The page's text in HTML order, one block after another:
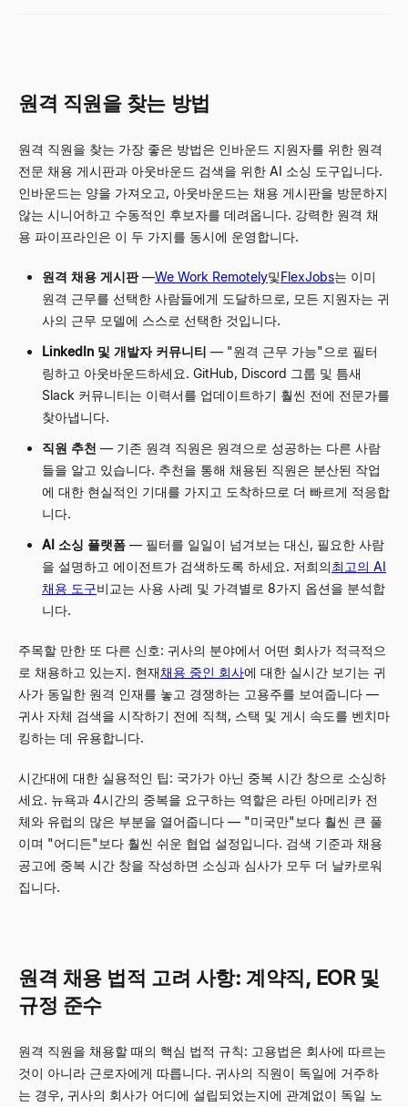
원격 직원을 찾는 방법
원격 직원을 찾는 가장 좋은 방법은 인바운드 지원자를 위한 원격
전문 채용 게시판과 아웃바운드 검색을 위한 AI 소싱 도구입니다.
인바운드는 양을 가져오고, 아웃바운드는 채용 게시판을 방문하지
않는 시니어하고 수동적인 후보자를 데려옵니다. 강력한 원격 채
용 파이프라인은 이 두 가지를 동시에 운영합니다.
원격 채용 게시판—We Work Remotely및FlexJobs는 이미
원격 근무를 선택한 사람들에게 도달하므로, 모든 지원자는 귀
사의 근무 모델에 스스로 선택한 것입니다.
LinkedIn 및 개발자 커뮤니티 — "원격 근무 가능"으로 필터
링하고 아웃바운드하세요. GitHub, Discord 그룹 및 틈새
Slack 커뮤니티는 이력서를 업데이트하기 훨씬 전에 전문가를
찾아냅니다.
직원 추천 — 기존 원격 직원은 원격으로 성공하는 다른 사람
들을 알고 있습니다. 추천을 통해 채용된 직원은 분산된 작업
에 대한 현실적인 기대를 가지고 도착하므로 더 빠르게 적응합
니다.
AI 소싱 플랫폼 — 필터를 일일이 넘겨보는 대신, 필요한 사람
을 설명하고 에이전트가 검색하도록 하세요. 저희의최고의 AI
채용 도구비교는 사용 사례 및 가격별로 8가지 옵션을 분석합
니다.
주목할 만한 또 다른 신호: 귀사의 분야에서 어떤 회사가 적극적으
로 채용하고 있는지. 현재채용 중인 회사에 대한 실시간 보기는 귀
사가 동일한 원격 인재를 놓고 경쟁하는 고용주를 보여줍니다 —
귀사 자체 검색을 시작하기 전에 직책, 스택 및 게시 속도를 벤치마
킹하는 데 유용합니다.
시간대에 대한 실용적인 팁: 국가가 아닌 중복 시간 창으로 소싱하
세요. 뉴욕과 4시간의 중복을 요구하는 역할은 라틴 아메리카 전
체와 유럽의 많은 부분을 열어줍니다 — "미국만"보다 훨씬 큰 풀
이며 "어디든"보다 훨씬 쉬운 협업 설정입니다. 검색 기준과 채용
공고에 중복 시간 창을 작성하면 소싱과 심사가 모두 더 날카로워
집니다.
원격 채용 법적 고려 사항: 계약직, EOR 및
규정 준수
원격 직원을 채용할 때의 핵심 법적 규칙: 고용법은 회사에 따르는
것이 아니라 근로자에게 따릅니다. 귀사의 직원이 독일에 거주하
는 경우, 귀사의 회사가 어디에 설립되었는지에 관계없이 독일 노